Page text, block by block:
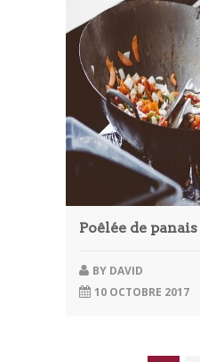
Poêlée de panais
BY DAVID
10 OCTOBRE 2017